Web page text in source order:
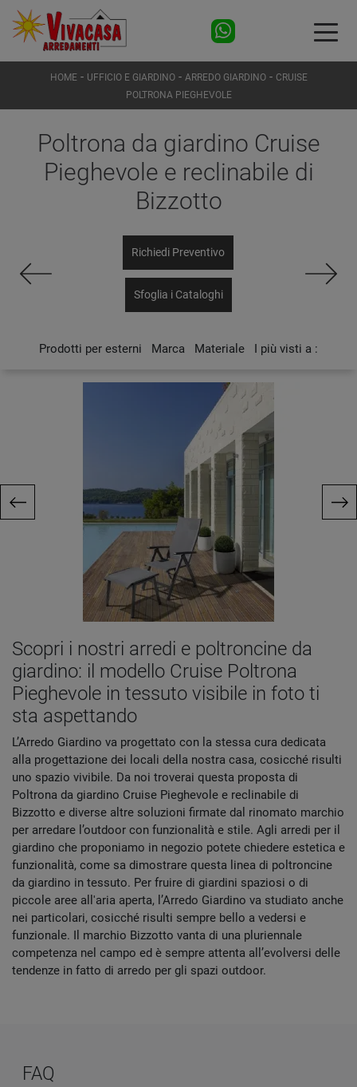
HOME- UFFICIO E GIARDINO- ARREDO GIARDINO - CRUISE
POLTRONA PIEGHEVOLE
Poltrona da giardino Cruise
Pieghevole e reclinabile di
Bizzotto
Richiedi Preventivo
Sfoglia i Cataloghi
Prodotti per esterni Marca Materiale I più visti a :
Scopri i nostri arredi e poltroncine da
giardino: il modello Cruise Poltrona
Pieghevole in tessuto visibile in foto ti
sta aspettando
L’Arredo Giardino va progettato con la stessa cura dedicata
alla progettazione dei locali della nostra casa, cosicché risulti
uno spazio vivibile. Da noi troverai questa proposta di
Poltrona da giardino Cruise Pieghevole e reclinabile di
Bizzotto e diverse altre soluzioni firmate dal rinomato marchio
per arredare l’outdoor con funzionalità e stile. Agli arredi per il
giardino che proponiamo in negozio potete chiedere estetica e
funzionalità, come sa dimostrare questa linea di poltroncine
da giardino in tessuto. Per fruire di giardini spaziosi o di
piccole aree all'aria aperta, l’Arredo Giardino va studiato anche
nei particolari, cosicché risulti sempre bello a vedersi e
funzionale. Il marchio Bizzotto vanta di una pluriennale
competenza nel campo ed è sempre attenta all’evolversi delle
tendenze in fatto di arredo per gli spazi outdoor.
FAQ